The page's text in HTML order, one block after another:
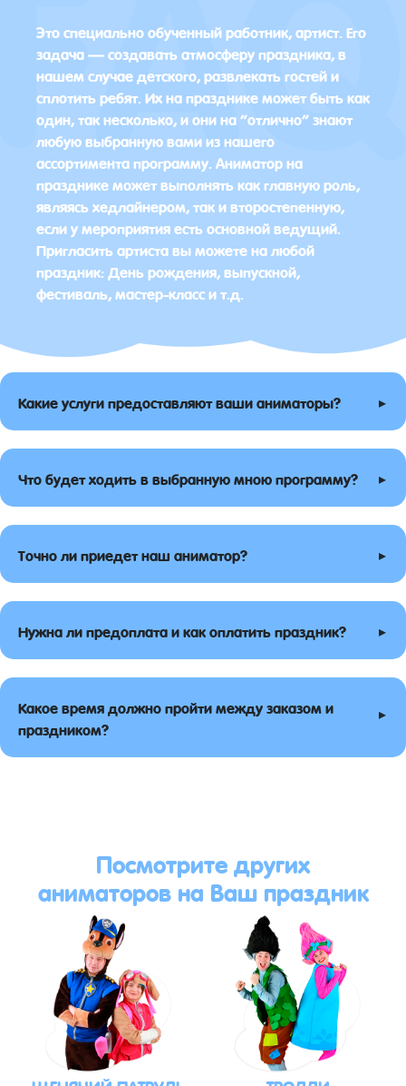
Это специально обученный работник, артист. Его
задача — создавать атмосферу праздника, в
нашем случае детского, развлекать гостей и
сплотить ребят. Их на празднике может быть как
один, так несколько, и они на “отлично” знают
любую выбранную вами из нашего
ассортимента программу. Аниматор на
празднике может выполнять как главную роль,
являясь хедлайнером, так и второстепенную,
если у мероприятия есть основной ведущий.
Пригласить артиста вы можете на любой
праздник: День рождения, выпускной,
фестиваль, мастер-класс и т.д.
Какие услуги предоставляют ваши аниматоры? ▸
Что будет ходить в выбранную мною программу? ▸
Точно ли приедет наш аниматор? ▸
Нужна ли предоплата и как оплатить праздник? ▸
Какое время должно пройти между заказом и
праздником?
▸
Посмотрите других
аниматоров на Ваш праздник